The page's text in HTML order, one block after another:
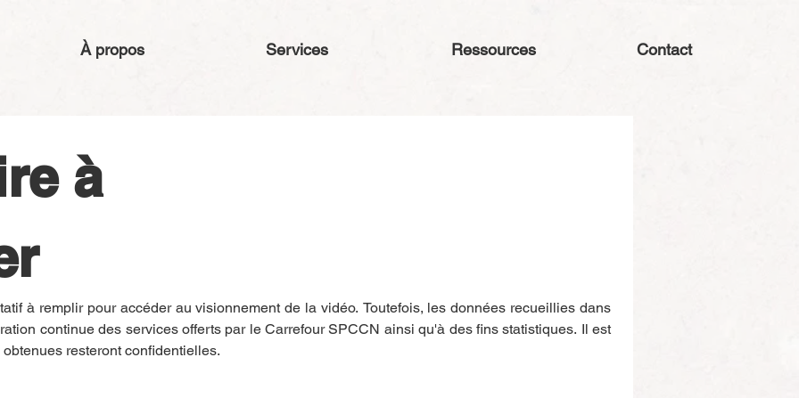
À propos Services Ressources Contact
à
à remplir pour accéder au visionnement de la vidéo. Toutefois, les données recueillies dans
continue des services offerts par le Carrefour SPCCN ainsi qu'à des fins statistiques. Il est
resteront confidentielles.